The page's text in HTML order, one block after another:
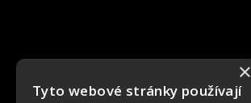
×
Tyto webové stránky používají